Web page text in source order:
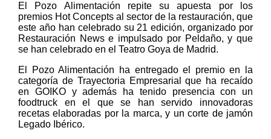
El Pozo Alimentación repite su apuesta por los
premios Hot Concepts al sector de la restauración, que
este año han celebrado su 21 edición, organizado por
Restauración News e impulsado por Peldaño, y que
se han celebrado en el Teatro Goya de Madrid.
El Pozo Alimentación ha entregado el premio en la
categoría de Trayectoria Empresarial que ha recaído
en GOIKO y además ha tenido presencia con un
foodtruck en el que se han servido innovadoras
recetas elaboradas por la marca, y un corte de jamón
Legado Ibérico.